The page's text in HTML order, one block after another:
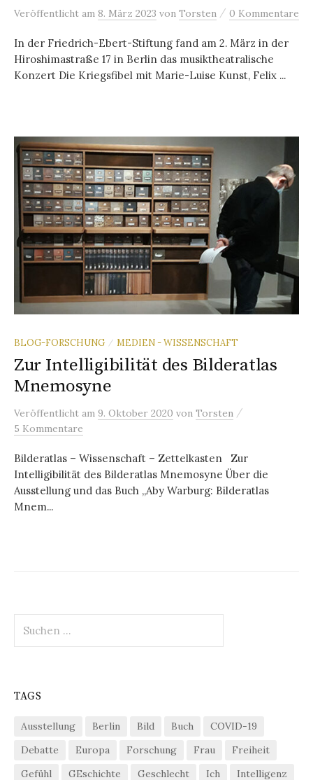
Veröffentlicht am 8. März 2023 von Torsten / 0 Kommentare
In der Friedrich-Ebert-Stiftung fand am 2. März in der
Hiroshimastraße 17 in Berlin das musiktheatralische
Konzert Die Kriegsfibel mit Marie-Luise Kunst, Felix ...
BLOG-FORSCHUNG / MEDIEN - WISSENSCHAFT
Zur Intelligibilität des Bilderatlas
Mnemosyne
Veröffentlicht am 9. Oktober 2020 von Torsten /
5 Kommentare
Bilderatlas – Wissenschaft – Zettelkasten Zur
Intelligibilität des Bilderatlas Mnemosyne Über die
Ausstellung und das Buch „Aby Warburg: Bilderatlas
Mnem...
nach:
TAGS
Ausstellung Berlin Bild Buch
COVID-19
Debatte
Europa Forschung Frau
Freiheit
Gefühl
GEschichte Geschlecht Ich Intelligenz